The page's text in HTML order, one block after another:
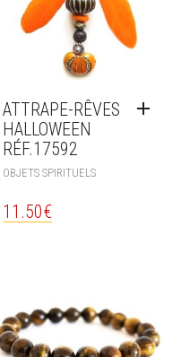
ATTRAPE-RÊVES
HALLOWEEN
RÉF.17592
OBJETS SPIRITUELS
11.50€